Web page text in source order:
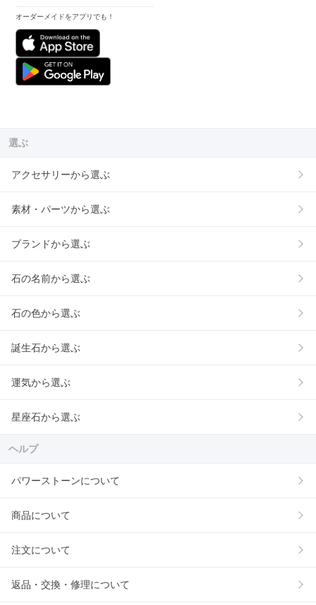
オーダーメイドをアプリでも！
選ぶ
アクセサリーから選ぶ
素材・パーツから選ぶ
ブランドから選ぶ
石の名前から選ぶ
石の色から選ぶ
誕生石から選ぶ
運気から選ぶ
星座石から選ぶ
ヘルプ
パワーストーンについて
商品について
注文について
返品・交換・修理について